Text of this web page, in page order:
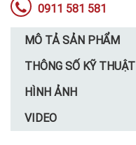
0911 581 581
MÔ TẢ SẢN PHẨM
THÔNG SỐ KỸ THUẬT
HÌNH ẢNH
VIDEO